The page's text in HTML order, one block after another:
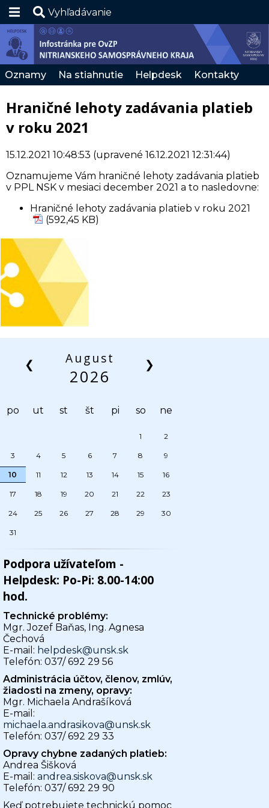
Hlavná stránka
RSS
Zmena kontrastu
Vyhľadávanie
SK
Oznamy Na stiahnutie Helpdesk Kontakty
Hraničné lehoty zadávania platieb
v roku 2021
15.12.2021 10:48:53 (upravené 16.12.2021 12:31:44)
Oznamujeme Vám hraničné lehoty zadávania platieb
v PPL NSK v mesiaci december 2021 a to nasledovne:
Hraničné lehoty zadávania platieb v roku 2021
❮ August
2026
❯
po ut st št pi so ne
1 2
3 4 5 6 7 8 9
10 11 12 13 14 15 16
17 18 19 20 21 22 23
24 25 26 27 28 29 30
31
Podpora užívateľom -
Helpdesk: Po-Pi: 8.00-14:00
hod.
Technické problémy:
Mgr. Jozef Baňas, Ing. Agnesa
Čechová
E-mail: helpdesk@unsk.sk
Telefón: 037/ 692 29 56
Administrácia účtov, členov, zmlúv,
žiadosti na zmeny, opravy:
Mgr. Michaela Andrašíková
E-mail:
michaela.andrasikova@unsk.sk
Telefón: 037/ 692 29 33
Opravy chybne zadaných platieb:
Andrea Šišková
E-mail: andrea.siskova@unsk.sk
Telefón: 037/ 692 29 90
Keď potrebujete technickú pomoc